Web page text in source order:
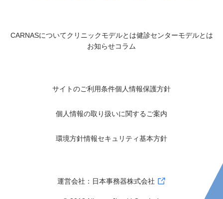
CARNASについてクリニックモデルとは健診センターモデルとは
お知らせコラム
サイトのご利用条件個人情報保護方針
個人情報の取り扱いに関するご案内
環境方針情報セキュリティ基本方針
運営会社：日本事務器株式会社